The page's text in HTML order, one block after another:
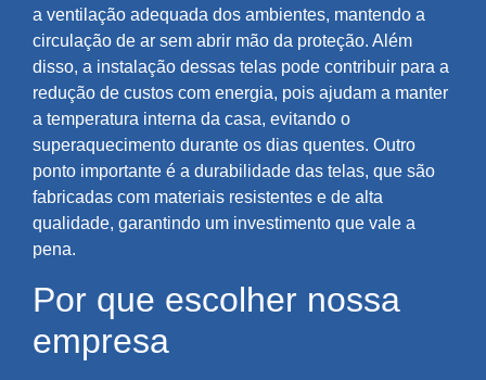
a ventilação adequada dos ambientes, mantendo a
circulação de ar sem abrir mão da proteção. Além
disso, a instalação dessas telas pode contribuir para a
redução de custos com energia, pois ajudam a manter
a temperatura interna da casa, evitando o
superaquecimento durante os dias quentes. Outro
ponto importante é a durabilidade das telas, que são
fabricadas com materiais resistentes e de alta
qualidade, garantindo um investimento que vale a
pena.
Por que escolher nossa
empresa